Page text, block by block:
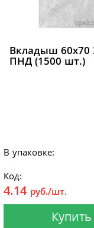
Вкладыш 60х70
ПНД (1500 шт.)
В упаковке:
Код:
4.14 руб./шт.
Купить